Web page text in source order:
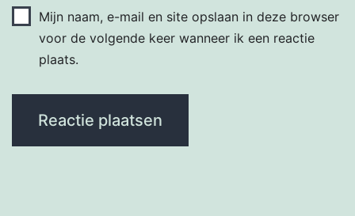
Mijn naam, e-mail en site opslaan in deze browser
voor de volgende keer wanneer ik een reactie
plaats.